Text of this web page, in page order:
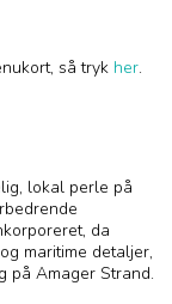
så tryk her.
lokal perle på
da
maritime detaljer,
på Amager Strand.